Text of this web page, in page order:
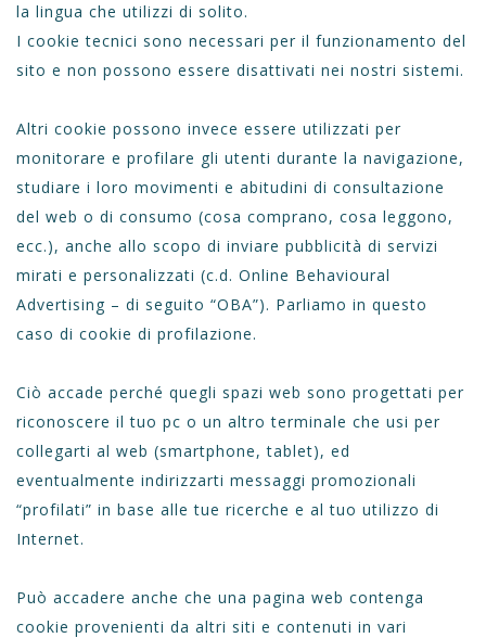
la lingua che utilizzi di solito.
I cookie tecnici sono necessari per il funzionamento del
sito e non possono essere disattivati nei nostri sistemi.
Altri cookie possono invece essere utilizzati per
monitorare e profilare gli utenti durante la navigazione,
studiare i loro movimenti e abitudini di consultazione
del web o di consumo (cosa comprano, cosa leggono,
ecc.), anche allo scopo di inviare pubblicità di servizi
mirati e personalizzati (c.d. Online Behavioural
Advertising – di seguito “OBA”). Parliamo in questo
caso di cookie di profilazione.
Ciò accade perché quegli spazi web sono progettati per
riconoscere il tuo pc o un altro terminale che usi per
collegarti al web (smartphone, tablet), ed
eventualmente indirizzarti messaggi promozionali
“profilati” in base alle tue ricerche e al tuo utilizzo di
Internet.
Può accadere anche che una pagina web contenga
cookie provenienti da altri siti e contenuti in vari